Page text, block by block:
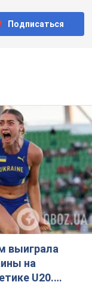
Подписаться
выиграла
на
U20.